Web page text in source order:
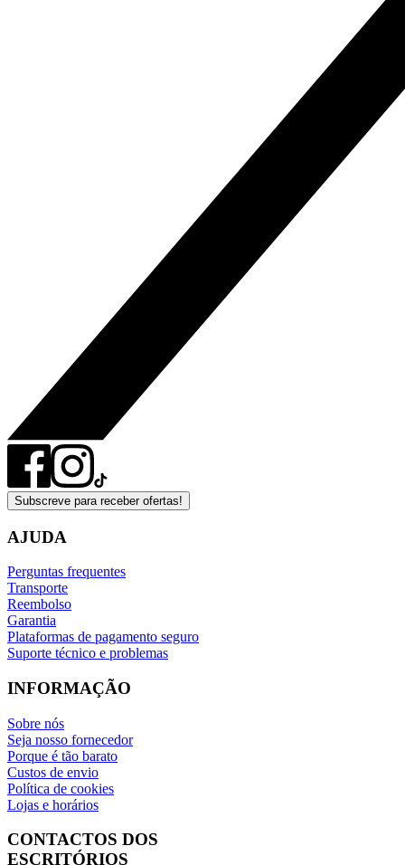
Subscreve para receber ofertas!
AJUDA
Perguntas frequentes
Transporte
Reembolso
Garantia
Plataformas de pagamento seguro
Suporte técnico e problemas
INFORMAÇÃO
Sobre nós
Seja nosso fornecedor
Porque é tão barato
Custos de envio
Política de cookies
Lojas e horários
CONTACTOS DOS
ESCRITÓRIOS